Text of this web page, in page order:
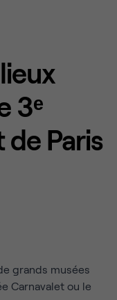
3ᵉ
Paris
grands musées
Carnavalet ou le